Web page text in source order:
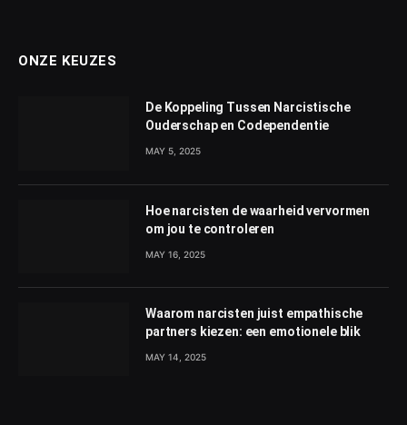
ONZE KEUZES
De Koppeling Tussen Narcistische
Ouderschap en Codependentie
MAY 5, 2025
Hoe narcisten de waarheid vervormen
om jou te controleren
MAY 16, 2025
Waarom narcisten juist empathische
partners kiezen: een emotionele blik
MAY 14, 2025